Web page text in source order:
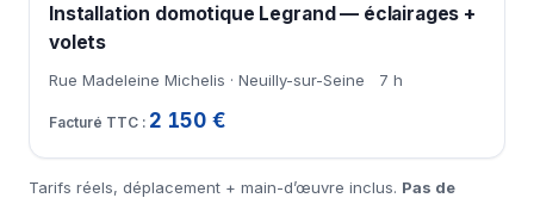
Installation domotique Legrand — éclairages +
volets
Rue Madeleine Michelis · Neuilly-sur-Seine 7 h
2 150 €
Tarifs réels, déplacement + main-d’œuvre inclus. Pas de